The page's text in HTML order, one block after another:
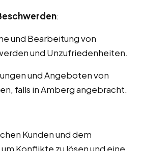
:
und Bearbeitung von
und Unzufriedenheiten.
und Angeboten von
falls in Amberg angebracht.
Kunden und dem
Konflikte zu lösen und eine